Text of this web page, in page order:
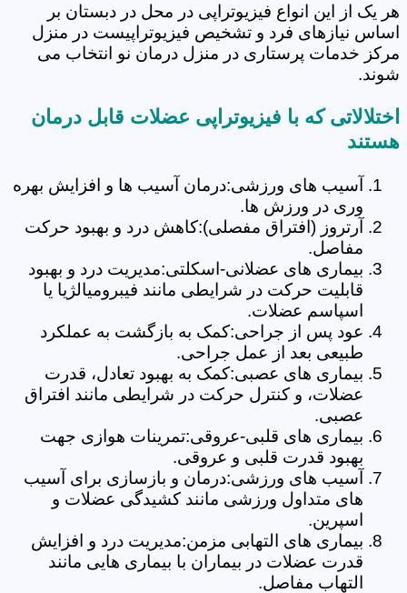
هر یک از این انواع فیزیوتراپی در محل در دبستان بر
اساس نیازهای فرد و تشخیص فیزیوتراپیست در منزل
مرکز خدمات پرستاری در منزل درمان نو انتخاب می
شوند.
اختلالاتی که با فیزیوتراپی عضلات قابل درمان
هستند
آسیب های ورزشی:درمان آسیب ها و افزایش بهره
وری در ورزش ها.
آرتروز (افتراق مفصلی):کاهش درد و بهبود حرکت
مفاصل.
بیماری های عضلانی-اسکلتی:مدیریت درد و بهبود
قابلیت حرکت در شرایطی مانند فیبرومیالژیا یا
اسپاسم عضلات.
عود پس از جراحی:کمک به بازگشت به عملکرد
طبیعی بعد از عمل جراحی.
بیماری های عصبی:کمک به بهبود تعادل، قدرت
عضلات، و کنترل حرکت در شرایطی مانند افتراق
عصبی.
بیماری های قلبی-عروقی:تمرینات هوازی جهت
بهبود قدرت قلبی و عروقی.
آسیب های ورزشی:درمان و بازسازی برای آسیب
های متداول ورزشی مانند کشیدگی عضلات و
اسپرین.
بیماری های التهابی مزمن:مدیریت درد و افزایش
قدرت عضلات در بیماران با بیماری هایی مانند
التهاب مفاصل.